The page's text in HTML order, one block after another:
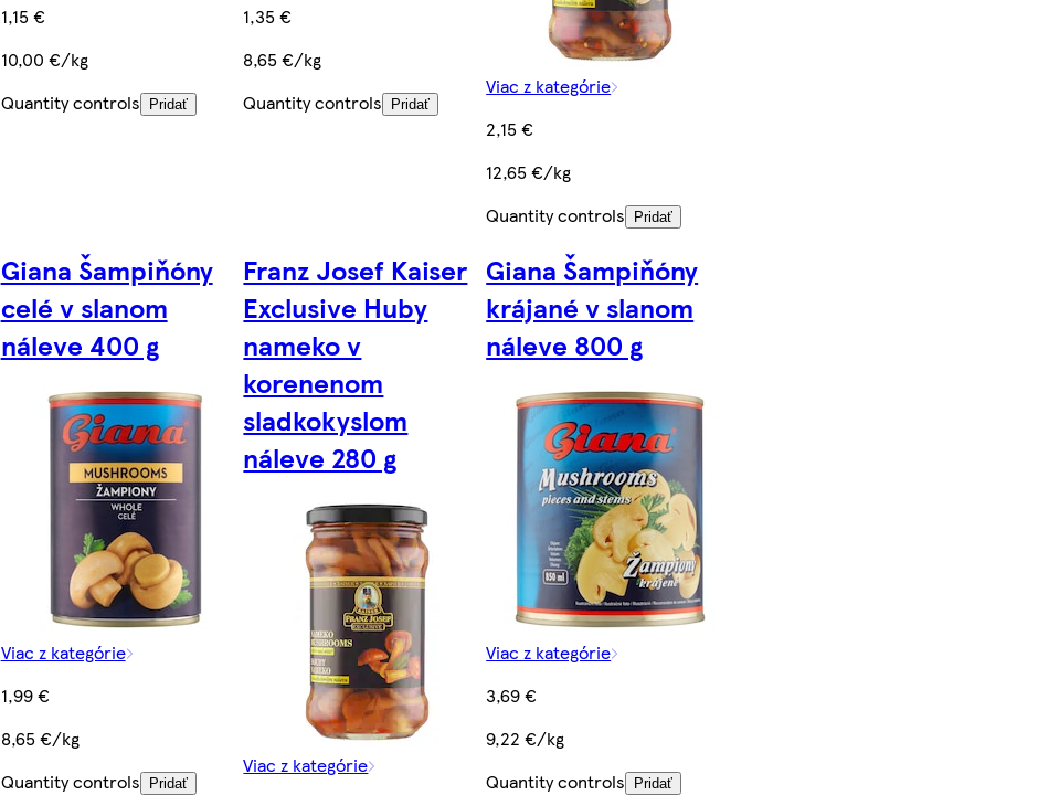
1,15 €
10,00 €/kg
Quantity controls
Pridať
1,35 €
8,65 €/kg
Quantity controls
Pridať
Viac z kategórie
2,15 €
12,65 €/kg
Quantity controls
Pridať
Giana Šampiňóny
celé v slanom
náleve 400 g
Viac z kategórie
1,99 €
8,65 €/kg
Quantity controls
Pridať
Franz Josef Kaiser
Exclusive Huby
nameko v
korenenom
sladkokyslom
náleve 280 g
Viac z kategórie
Giana Šampiňóny
krájané v slanom
náleve 800 g
Viac z kategórie
3,69 €
9,22 €/kg
Quantity controls
Pridať